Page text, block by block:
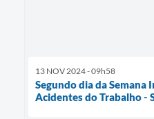
13 NOV 2024 - 09h58
Segundo dia da Semana
Acidentes do Trabalho -